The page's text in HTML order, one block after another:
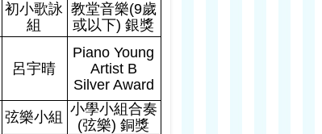
初小歌詠
組
教堂音樂(9歲
或以下)銀獎
呂宇晴
Piano Young
Artist B
Silver Award
弦樂小組 小學小組合奏
(弦樂)銅獎